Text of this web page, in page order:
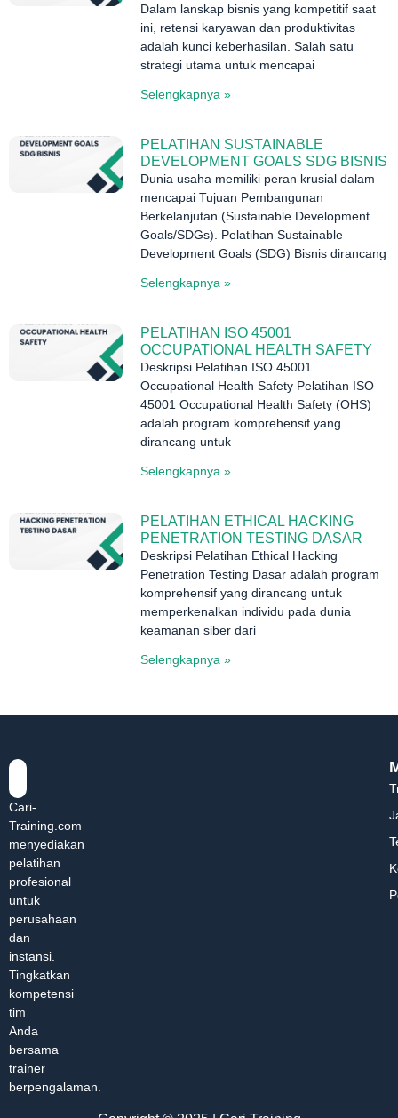
Dalam lanskap bisnis yang kompetitif saat
ini, retensi karyawan dan produktivitas
adalah kunci keberhasilan. Salah satu
strategi utama untuk mencapai
Selengkapnya »
PELATIHAN SUSTAINABLE
DEVELOPMENT GOALS SDG BISNIS
Dunia usaha memiliki peran krusial dalam
mencapai Tujuan Pembangunan
Berkelanjutan (Sustainable Development
Goals/SDGs). Pelatihan Sustainable
Development Goals (SDG) Bisnis dirancang
Selengkapnya »
PELATIHAN ISO 45001
OCCUPATIONAL HEALTH SAFETY
Deskripsi Pelatihan ISO 45001
Occupational Health Safety Pelatihan ISO
45001 Occupational Health Safety (OHS)
adalah program komprehensif yang
dirancang untuk
Selengkapnya »
PELATIHAN ETHICAL HACKING
PENETRATION TESTING DASAR
Deskripsi Pelatihan Ethical Hacking
Penetration Testing Dasar adalah program
komprehensif yang dirancang untuk
memperkenalkan individu pada dunia
keamanan siber dari
Selengkapnya »
Cari-
Training.com
menyediakan
pelatihan
profesional
untuk
perusahaan
dan
instansi.
Tingkatkan
kompetensi
tim
Anda
bersama
trainer
berpengalaman.